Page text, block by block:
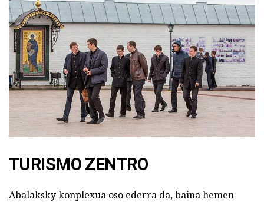
TURISMO ZENTRO
Abalaksky konplexua oso ederra da, baina hemen